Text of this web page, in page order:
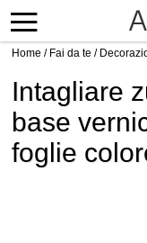
Home / Fai da te /
Intagliare
base
foglie